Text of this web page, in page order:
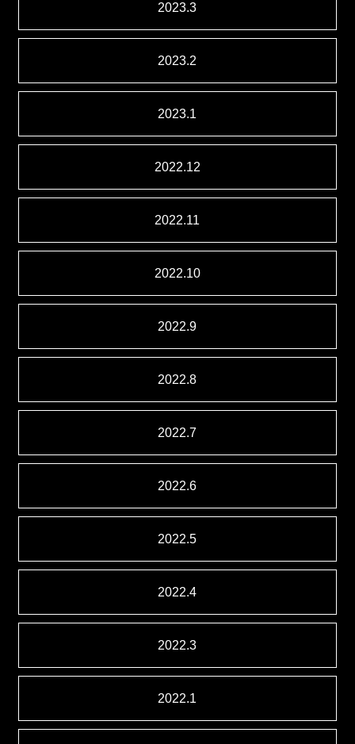
2023.3
2023.2
2023.1
2022.12
2022.11
2022.10
2022.9
2022.8
2022.7
2022.6
2022.5
2022.4
2022.3
2022.1